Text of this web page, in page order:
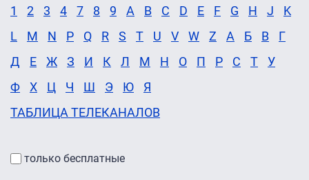
1 2 3 4 7 8 9 A B C D E F G H J
K
L
M N P Q R S T U V W Z А Б В
Г
Д
Е Ж З И К Л М Н О П Р С Т
У
Ф
Х Ц Ч Ш Э Ю
Я
ТАБЛИЦА ТЕЛЕКАНАЛОВ
только бесплатные